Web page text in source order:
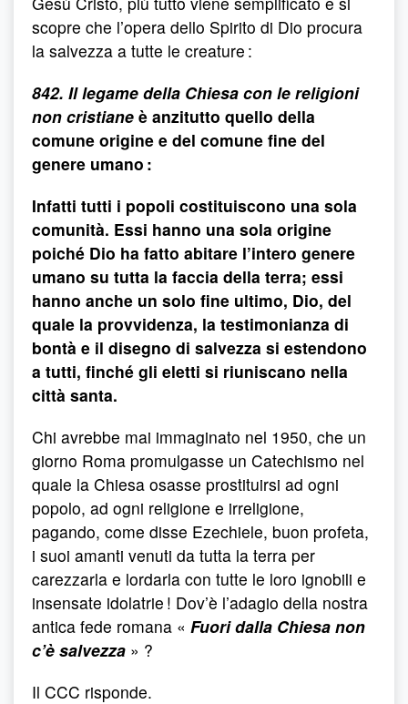
scopre che l’opera dello Spirito di Dio procura
la salvezza a tutte le creature :
842. Il legame della Chiesa con le religioni
non cristiane è anzitutto quello della
comune origine e del comune fine del
genere umano :
Infatti tutti i popoli costituiscono una sola
comunità. Essi hanno una sola origine
poiché Dio ha fatto abitare l’intero genere
umano su tutta la faccia della terra; essi
hanno anche un solo fine ultimo, Dio, del
quale la provvidenza, la testimonianza di
bontà e il disegno di salvezza si estendono
a tutti, finché gli eletti si riuniscano nella
città santa.
Chi avrebbe mai immaginato nel 1950, che un
giorno Roma promulgasse un Catechismo nel
quale la Chiesa osasse prostituirsi ad ogni
popolo, ad ogni religione e irreligione,
pagando, come disse Ezechiele, buon profeta,
i suoi amanti venuti da tutta la terra per
carezzarla e lordarla con tutte le loro ignobili e
insensate idolatrie ! Dov’è l’adagio della nostra
antica fede romana « Fuori dalla Chiesa non
c’è salvezza » ?
Il CCC risponde.